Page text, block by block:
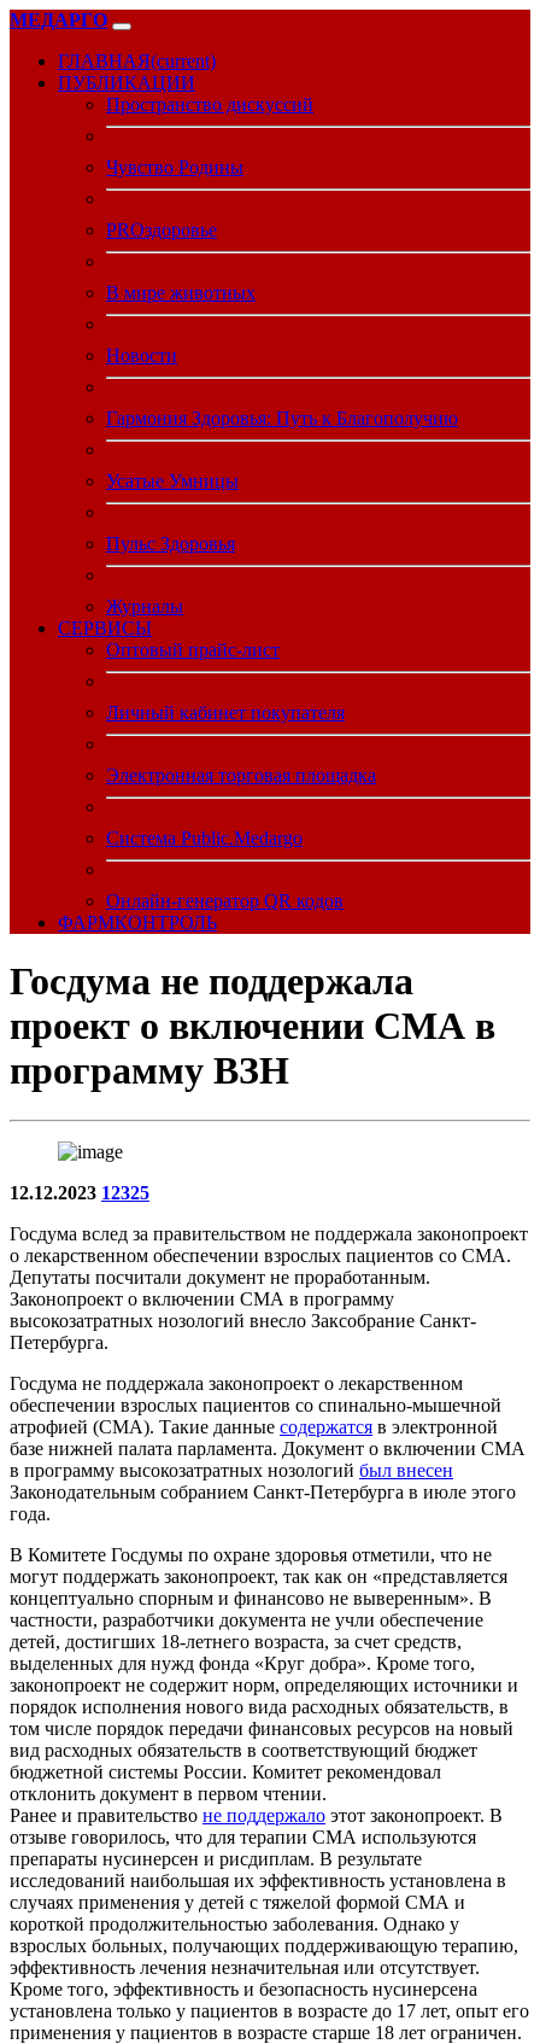
МЕДАРГО
ГЛАВНАЯ(current)
ПУБЛИКАЦИИ
Пространство дискуссий
Чувство Родины
PROздоровье
В мире животных
Новости
Гармония Здоровья: Путь к Благополучию
Усатые Умницы
Пульс Здоровья
Журналы
CЕРВИСЫ
Оптовый прайс-лист
Личный кабинет покупателя
Электронная торговая площадка
Система Public.Medargo
Онлайн-генератор QR кодов
ФАРМКОНТРОЛЬ
Госдума не поддержала
проект о включении СМА в
программу ВЗН
12.12.2023 12325
Госдума вслед за правительством не поддержала законопроект
о лекарственном обеспечении взрослых пациентов со СМА.
Депутаты посчитали документ не проработанным.
Законопроект о включении СМА в программу
высокозатратных нозологий внесло Заксобрание Санкт-
Петербурга.
Госдума не поддержала законопроект о лекарственном
обеспечении взрослых пациентов со спинально-мышечной
атрофией (СМА). Такие данные содержатся в электронной
базе нижней палата парламента. Документ о включении СМА
в программу высокозатратных нозологий был внесен
Законодательным собранием Санкт-Петербурга в июле этого
года.
В Комитете Госдумы по охране здоровья отметили, что не
могут поддержать законопроект, так как он «представляется
концептуально спорным и финансово не выверенным». В
частности, разработчики документа не учли обеспечение
детей, достигших 18-летнего возраста, за счет средств,
выделенных для нужд фонда «Круг добра». Кроме того,
законопроект не содержит норм, определяющих источники и
порядок исполнения нового вида расходных обязательств, в
том числе порядок передачи финансовых ресурсов на новый
вид расходных обязательств в соответствующий бюджет
бюджетной системы России. Комитет рекомендовал
отклонить документ в первом чтении.
Ранее и правительство не поддержало этот законопроект. В
отзыве говорилось, что для терапии СМА используются
препараты нусинерсен и рисдиплам. В результате
исследований наибольшая их эффективность установлена в
случаях применения у детей с тяжелой формой СМА и
короткой продолжительностью заболевания. Однако у
взрослых больных, получающих поддерживающую терапию,
эффективность лечения незначительная или отсутствует.
Кроме того, эффективность и безопасность нусинерсена
установлена только у пациентов в возрасте до 17 лет, опыт его
применения у пациентов в возрасте старше 18 лет ограничен.